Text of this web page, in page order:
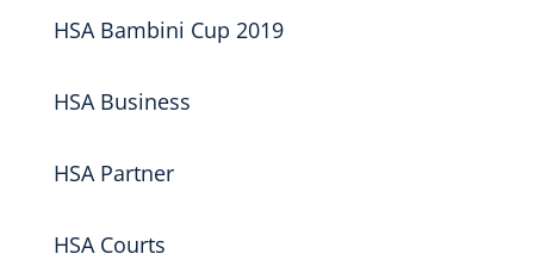
HSA Bambini Cup 2019
HSA Business
HSA Partner
HSA Courts